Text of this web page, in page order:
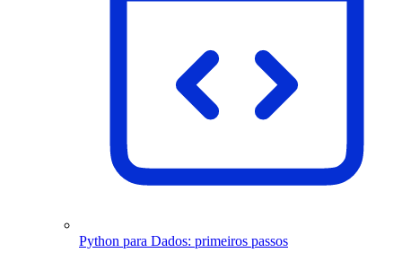
Python para Dados: primeiros passos